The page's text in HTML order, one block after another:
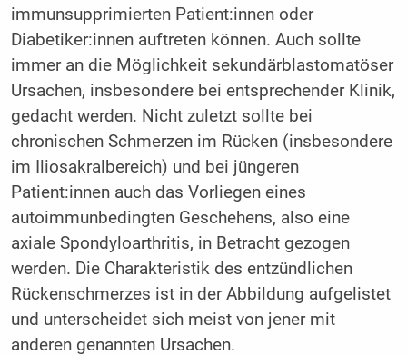
immunsupprimierten Patient:innen oder
Diabetiker:innen auftreten können. Auch sollte
immer an die Möglichkeit sekundärblastomatöser
Ursachen, insbesondere bei entsprechender Klinik,
gedacht werden. Nicht zuletzt sollte bei
chronischen Schmerzen im Rücken (insbesondere
im Iliosakralbereich) und bei jüngeren
Patient:innen auch das Vorliegen eines
autoimmunbedingten Geschehens, also eine
axiale Spondyloarthritis, in Betracht gezogen
werden. Die Charakteristik des entzündlichen
Rückenschmerzes ist in der Abbildung aufgelistet
und unterscheidet sich meist von jener mit
anderen genannten Ursachen.